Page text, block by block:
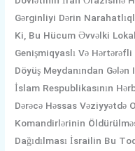
Gərginliyi Dərin
Ki, Bu Hücum Əvvəlki
Genişmiqyaslı Və
Döyüş Meydanından
İslam Respublikasının
Dərəcə Həssas Vəziyyətdə
Komandirlərinin
Dağıdılması İsrailin Bu